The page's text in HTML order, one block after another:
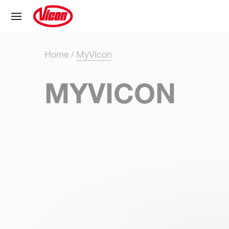
Home MyVicon
MYVICON
Cookies beheer paneel